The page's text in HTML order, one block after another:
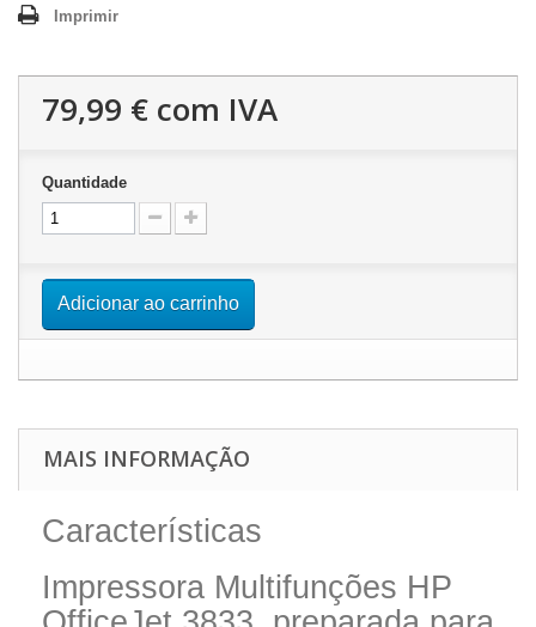
Imprimir
79,99 € com IVA
Quantidade
Adicionar ao carrinho
MAIS INFORMAÇÃO
Características
Impressora Multifunções HP